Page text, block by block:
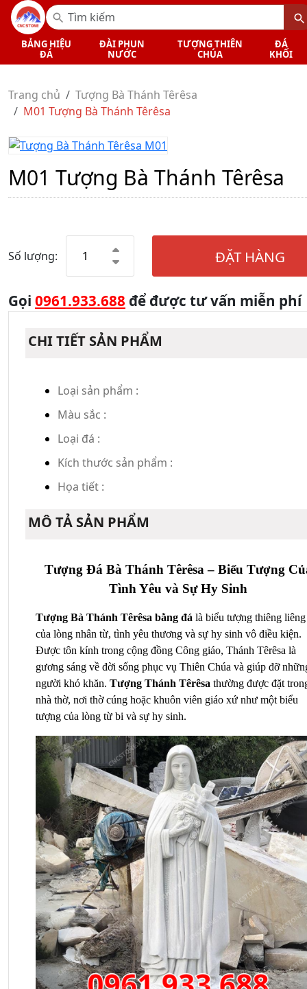
BẢNG HIỆU
ĐÁ
ĐÀI PHUN
NƯỚC
TƯỢNG THIÊN
CHÚA
ĐÁ
KHỐI
Trang chủ
Tượng Bà Thánh Têrêsa
M01 Tượng Bà Thánh Têrêsa
M01 Tượng Bà Thánh Têrêsa
Số lượng: ĐẶT HÀNG
Gọi 0961.933.688 để được tư vấn miễn phí
CHI TIẾT SẢN PHẨM
Loại sản phẩm :
Màu sắc :
Loại đá :
Kích thước sản phẩm :
Họa tiết :
MÔ TẢ SẢN PHẨM
Tượng Đá Bà Thánh Têrêsa – Biểu Tượng
Tình Yêu và Sự Hy Sinh
Tượng Bà Thánh Têrêsa bằng đá là biểu tượng thiêng liêng
của lòng nhân từ, tình yêu thương và sự hy sinh vô điều kiện.
Được tôn kính trong cộng đồng Công giáo, Thánh Têrêsa là
gương sáng về đời sống phục vụ Thiên Chúa và giúp đỡ
người khó khăn. Tượng Thánh Têrêsa thường được đặt
nhà thờ, nơi thờ cúng hoặc khuôn viên giáo xứ như một biểu
tượng của lòng từ bi và sự hy sinh.